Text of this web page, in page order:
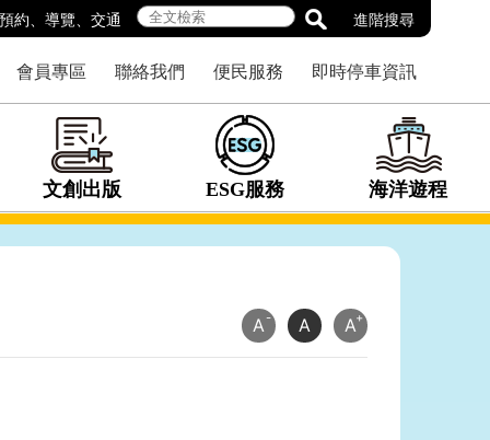
約 導覽 交通 進階搜尋
會員專區 聯絡我們 便民服務 即時停車資訊
文創出版 ESG服務 海洋遊程
A- A A+